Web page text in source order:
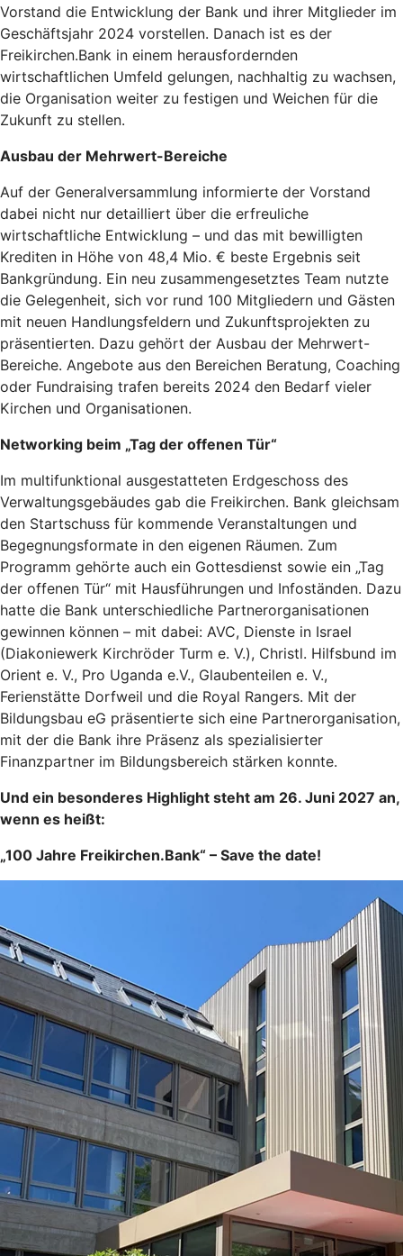
Vorstand die Entwicklung der Bank und ihrer Mitglieder im
Geschäftsjahr 2024 vorstellen. Danach ist es der
Freikirchen.Bank in einem herausfordernden
wirtschaftlichen Umfeld gelungen, nachhaltig zu wachsen,
die Organisation weiter zu festigen und Weichen für die
Zukunft zu stellen.
Ausbau der Mehrwert-Bereiche
Auf der Generalversammlung informierte der Vorstand
dabei nicht nur detailliert über die erfreuliche
wirtschaftliche Entwicklung – und das mit bewilligten
Krediten in Höhe von 48,4 Mio. € beste Ergebnis seit
Bankgründung. Ein neu zusammengesetztes Team nutzte
die Gelegenheit, sich vor rund 100 Mitgliedern und Gästen
mit neuen Handlungsfeldern und Zukunftsprojekten zu
präsentierten. Dazu gehört der Ausbau der Mehrwert-
Bereiche. Angebote aus den Bereichen Beratung, Coaching
oder Fundraising trafen bereits 2024 den Bedarf vieler
Kirchen und Organisationen.
Networking beim „Tag der offenen Tür“
Im multifunktional ausgestatteten Erdgeschoss des
Verwaltungsgebäudes gab die Freikirchen. Bank gleichsam
den Startschuss für kommende Veranstaltungen und
Begegnungsformate in den eigenen Räumen. Zum
Programm gehörte auch ein Gottesdienst sowie ein „Tag
der offenen Tür“ mit Hausführungen und Infoständen. Dazu
hatte die Bank unterschiedliche Partnerorganisationen
gewinnen können – mit dabei: AVC, Dienste in Israel
(Diakoniewerk Kirchröder Turm e. V.), Christl. Hilfsbund im
Orient e. V., Pro Uganda e.V., Glaubenteilen e. V.,
Ferienstätte Dorfweil und die Royal Rangers. Mit der
Bildungsbau eG präsentierte sich eine Partnerorganisation,
mit der die Bank ihre Präsenz als spezialisierter
Finanzpartner im Bildungsbereich stärken konnte.
Und ein besonderes Highlight steht am 26. Juni 2027 an,
wenn es heißt:
„100 Jahre Freikirchen.Bank“ – Save the date!